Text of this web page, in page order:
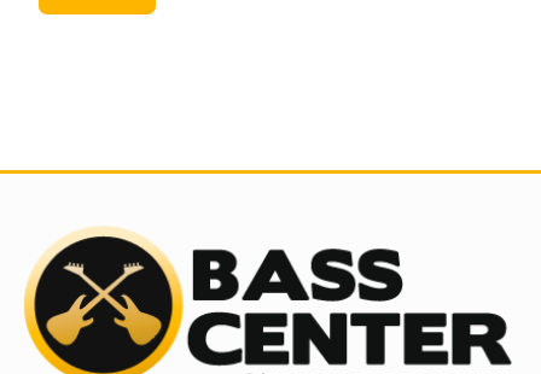
22 rue Victor Massé - Paris 9
01 40 16 01 20